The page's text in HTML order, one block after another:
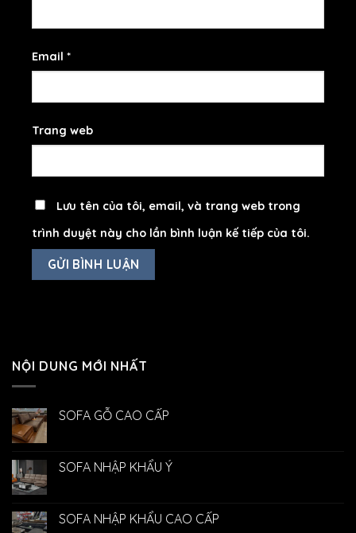
Email *
Trang web
Lưu tên của tôi, email, và trang web trong
trình duyệt này cho lần bình luận kế tiếp của tôi.
NỘI DUNG MỚI NHẤT
SOFA GỖ CAO CẤP
SOFA NHẬP KHẨU Ý
SOFA NHẬP KHẨU CAO CẤP